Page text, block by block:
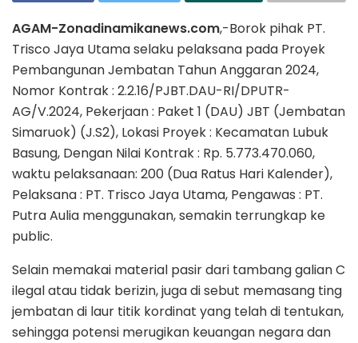
AGAM-Zonadinamikanews.com,-Borok pihak PT.
Trisco Jaya Utama selaku pelaksana pada Proyek
Pembangunan Jembatan Tahun Anggaran 2024,
Nomor Kontrak : 2.2.16/PJBT.DAU-RI/DPUTR-
AG/V.2024, Pekerjaan : Paket 1 (DAU) JBT (Jembatan
Simaruok) (J.S2), Lokasi Proyek : Kecamatan Lubuk
Basung, Dengan Nilai Kontrak : Rp. 5.773.470.060,
waktu pelaksanaan: 200 (Dua Ratus Hari Kalender),
Pelaksana : PT. Trisco Jaya Utama, Pengawas : PT.
Putra Aulia menggunakan, semakin terrungkap ke
public.
Selain memakai material pasir dari tambang galian C
ilegal atau tidak berizin, juga di sebut memasang ting
jembatan di laur titik kordinat yang telah di tentukan,
sehingga potensi merugikan keuangan negara dan